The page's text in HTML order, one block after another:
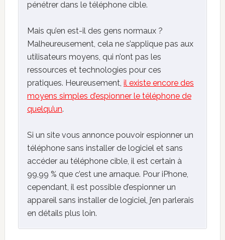
pénétrer dans le téléphone cible.
Mais qu’en est-il des gens normaux ?
Malheureusement, cela ne s’applique pas aux
utilisateurs moyens, qui n’ont pas les
ressources et technologies pour ces
pratiques. Heureusement, il existe encore des
moyens simples d’espionner le téléphone de
quelqu’un.
Si un site vous annonce pouvoir espionner un
téléphone sans installer de logiciel et sans
accéder au téléphone cible, il est certain à
99,99 % que c’est une arnaque. Pour iPhone,
cependant, il est possible d’espionner un
appareil sans installer de logiciel, j’en parlerais
en détails plus loin.